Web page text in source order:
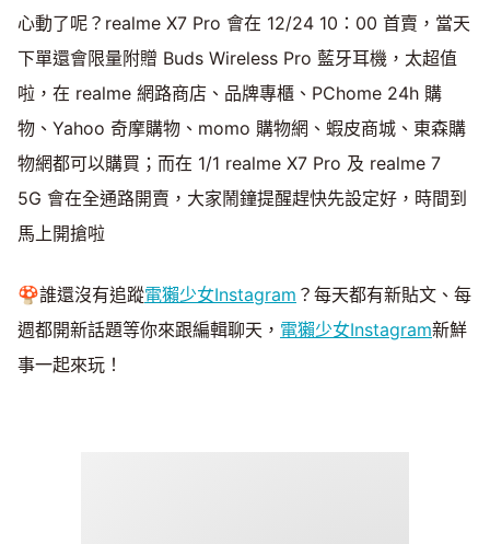
心動了呢？realme X7 Pro 會在 12/24 10：00 首賣，當天
下單還會限量附贈 Buds Wireless Pro 藍牙耳機，太超值
啦，在 realme 網路商店、品牌專櫃、PChome 24h 購
物、Yahoo 奇摩購物、momo 購物網、蝦皮商城、東森購
物網都可以購買；而在 1/1 realme X7 Pro 及 realme 7
5G 會在全通路開賣，大家鬧鐘提醒趕快先設定好，時間到
馬上開搶啦
🍄誰還沒有追蹤電獺少女Instagram ？每天都有新貼文、每
週都開新話題等你來跟編輯聊天， 電獺少女Instagram新鮮
事一起來玩！